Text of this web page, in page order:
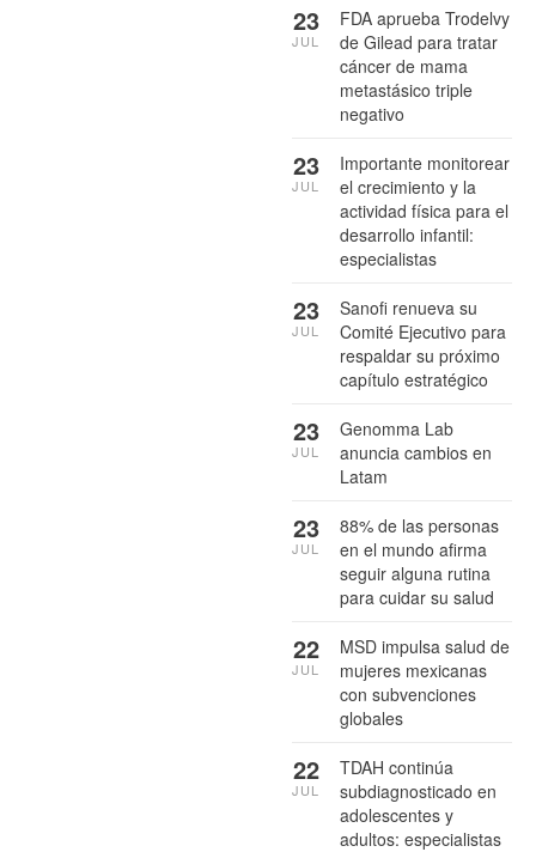
FDA aprueba Trodelvy
de Gilead para tratar
cáncer de mama
metastásico triple
negativo
23
JUL
Importante monitorear
el crecimiento y la
actividad física para el
desarrollo infantil:
especialistas
23
JUL
Sanofi renueva su
Comité Ejecutivo para
respaldar su próximo
capítulo estratégico
23
JUL
Genomma Lab
anuncia cambios en
Latam
23
JUL
88% de las personas
en el mundo afirma
seguir alguna rutina
para cuidar su salud
23
JUL
MSD impulsa salud de
mujeres mexicanas
con subvenciones
globales
22
JUL
TDAH continúa
subdiagnosticado en
adolescentes y
adultos: especialistas
22
JUL